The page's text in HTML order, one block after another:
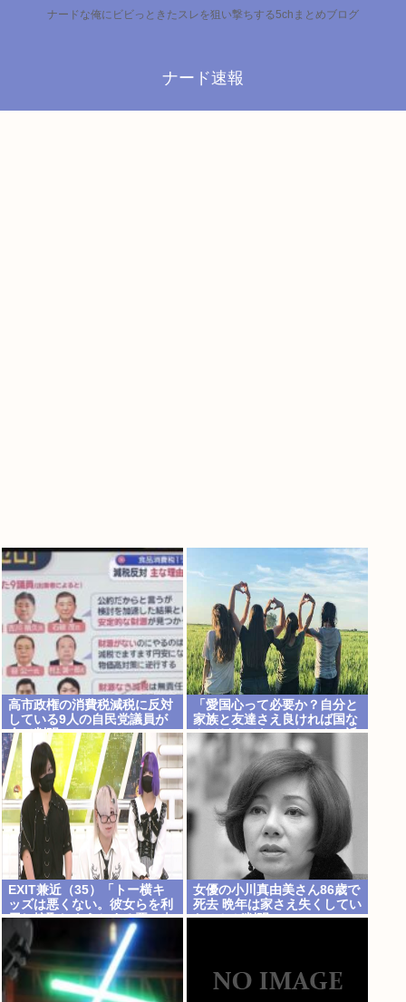
ナードな俺にビビっときたスレを狙い撃ちする5chまとめブログ
ナード速報
高市政権の消費税減税に反対
している9人の自民党議員が
全て判明www
「愛国心って必要か？自分と
家族と友達さえ良ければ国な
んてどうでもいいじゃん。近
所のコンビニの方がまだ大切
だわ」7万いいね
EXIT兼近（35）「トー横キ
ッズは悪くない。彼女らを利
用し搾取しようとする悪い大
人たちが問題」
女優の小川真由美さん86歳で
死去 晩年は家さえ失くしてい
たことが判明